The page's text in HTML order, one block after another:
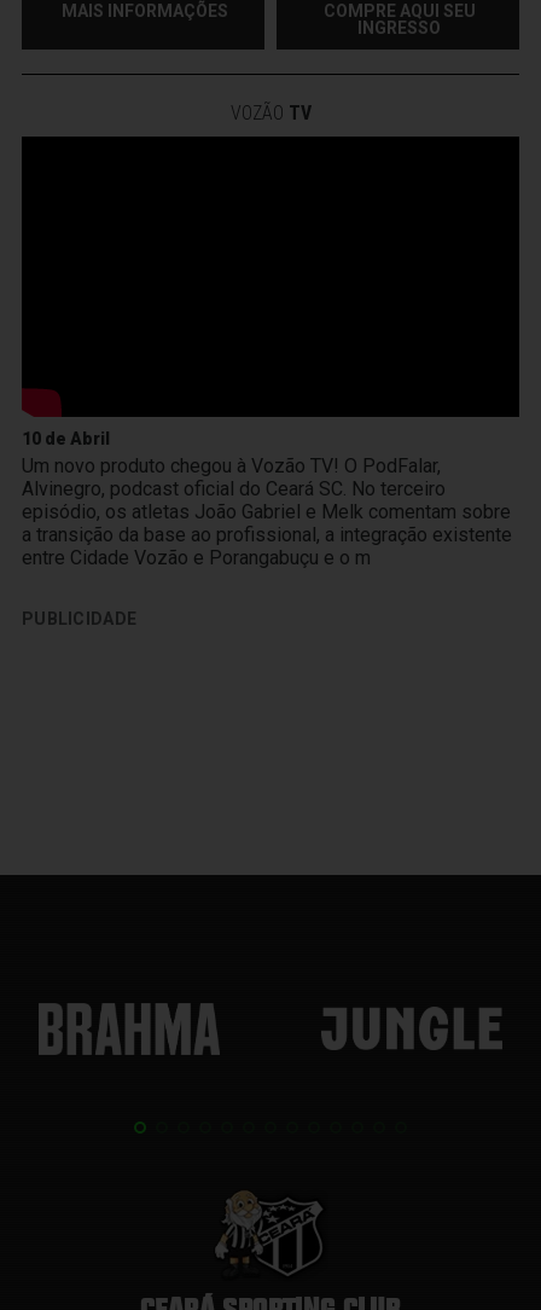
MAIS INFORMAÇÕES
COMPRE AQUI SEU
INGRESSO
VOZÃO TV
10 de Abril
Um novo produto chegou à Vozão TV! O PodFalar,
Alvinegro, podcast oficial do Ceará SC. No terceiro
episódio, os atletas João Gabriel e Melk comentam sobre
a transição da base ao profissional, a integração existente
entre Cidade Vozão e Porangabuçu e o m
PUBLICIDADE